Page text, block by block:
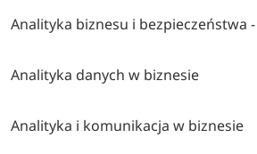
Analityka biznesu i bezpieczeństwa
Analityka danych w biznesie
Analityka i komunikacja w biznesie